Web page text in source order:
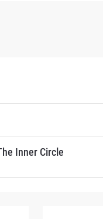
Inner Circle